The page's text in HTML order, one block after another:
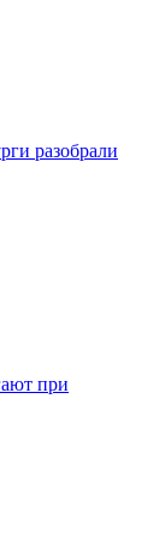
разобрали
при